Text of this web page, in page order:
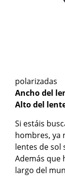
polarizadas
Ancho del
Alto del
Si estáis
hombres, ya
lentes de sol
Además que
largo del